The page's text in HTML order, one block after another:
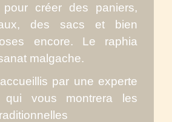
pour créer des paniers,
des sacs et bien
encore. Le raphia
malgache.
par une experte
qui vous montrera les